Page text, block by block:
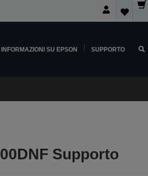
INFORMAZIONI SU EPSON SUPPORTO
Supporto